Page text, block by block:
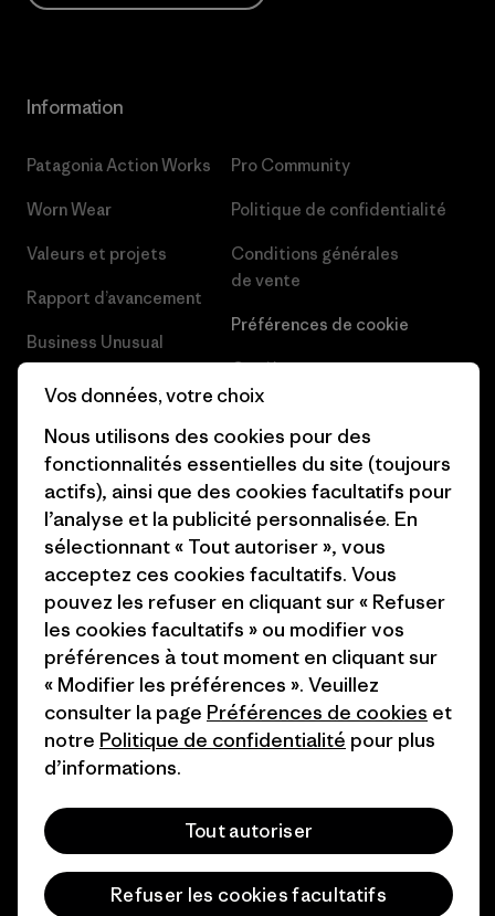
Information
Patagonia Action Works
Worn Wear
Valeurs et projets
Rapport d’avancement
Business Unusual
Objectifs climatiques
1% For The Planet
Comment nous finançons
Cartes cadeaux
Pro Community
Politique de confidentialité
Conditions générales
de vente
Préférences de cookie
Carrières
Industry program
Programme d’affiliation
Patagonia France Plan du site
© 2026 Patagonia, Inc. All Rights Reserved.
Vos données, votre choix
Nous utilisons des cookies pour des
fonctionnalités essentielles du site (toujours
actifs), ainsi que des cookies facultatifs pour
l’analyse et la publicité personnalisée. En
sélectionnant « Tout autoriser », vous
acceptez ces cookies facultatifs. Vous
pouvez les refuser en cliquant sur « Refuser
les cookies facultatifs » ou modifier vos
préférences à tout moment en cliquant sur
« Modifier les préférences ». Veuillez
consulter la page Préférences de cookies et
notre Politique de confidentialité pour plus
d’informations.
Tout autoriser
Refuser les cookies facultatifs